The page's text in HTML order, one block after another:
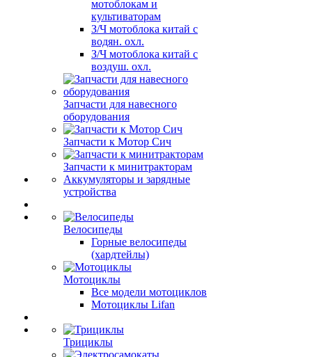
мотоблокам и
культиваторам
З/Ч мотоблока китай с
водян. охл.
З/Ч мотоблока китай с
воздуш. охл.
Запчасти для навесного
оборудования
Запчасти к Мотор Сич
Запчасти к минитракторам
Аккумуляторы и зарядные
устройства
Велосипеды
Горные велосипеды
(хардтейлы)
Мотоциклы
Все модели мотоциклов
Мотоциклы Lifan
Трициклы